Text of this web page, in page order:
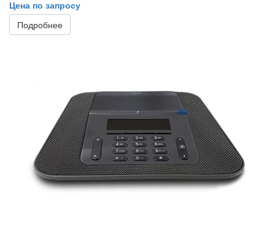
Цена по запросу
Подробнее